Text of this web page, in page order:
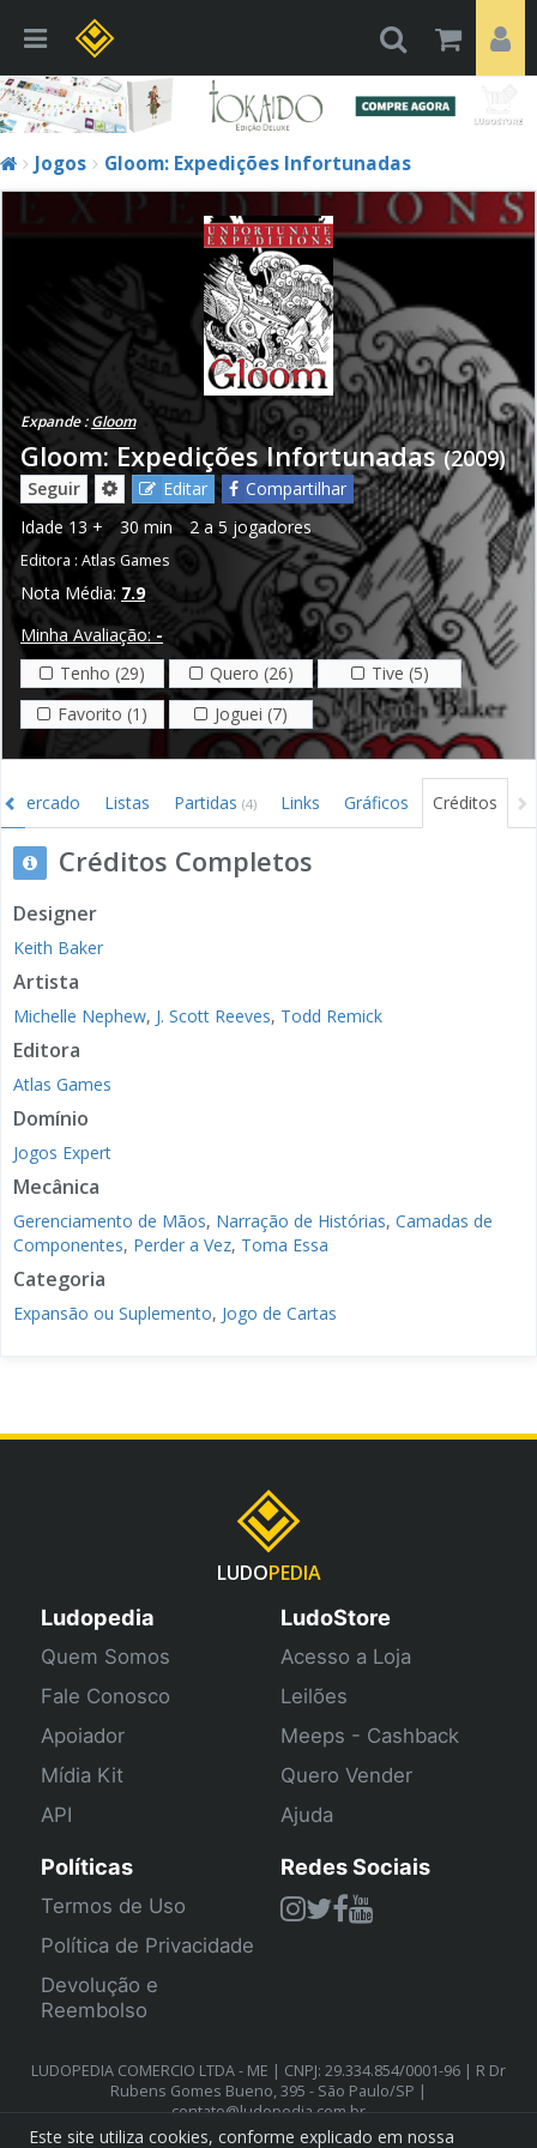
Jogos Gloom: Expedições Infortunadas
Expande :Gloom
Gloom: Expedições Infortunadas (2009)
Seguir Editar
Compartilhar
Idade 13 + 30 min 2 a 5 jogadores
Editora : Atlas Games
Nota Média: 7.9
Minha Avaliação: -
Tenho (29)
Quero (26)
Tive (5)
Favorito (1)
Joguei (7)
Mercado Listas Partidas (4) Links Gráficos Créditos
Créditos Completos
Designer
Keith Baker
Artista
Michelle Nephew, J. Scott Reeves, Todd Remick
Editora
Atlas Games
Domínio
Jogos Expert
Mecânica
Gerenciamento de Mãos, Narração de Histórias, Camadas de
Componentes, Perder a Vez, Toma Essa
Categoria
Expansão ou Suplemento, Jogo de Cartas
LUDOPEDIA
Ludopedia
Quem Somos
Fale Conosco
Apoiador
Mídia Kit
API
LudoStore
Acesso a Loja
Leilões
Meeps - Cashback
Quero Vender
Ajuda
Políticas
Termos de Uso
Política de Privacidade
Devolução e
Reembolso
Redes Sociais
LUDOPEDIA COMERCIO LTDA - ME | CNPJ: 29.334.854/0001-96 | R Dr
Rubens Gomes Bueno, 395 - São Paulo/SP |
contato@ludopedia.com.br
Este site utiliza cookies, conforme explicado em nossa